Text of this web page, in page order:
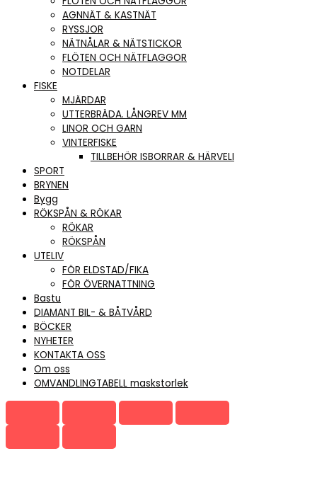
AGNNÄT & KASTNÄT
RYSSJOR
NÄTNÅLAR & NÄTSTICKOR
FLÖTEN OCH NÄTFLAGGOR
NOTDELAR
FISKE
MJÄRDAR
UTTERBRÄDA. LÅNGREV MM
LINOR OCH GARN
VINTERFISKE
TILLBEHÖR ISBORRAR & HÄRVELI
SPORT
BRYNEN
Bygg
RÖKSPÅN & RÖKAR
RÖKAR
RÖKSPÅN
UTELIV
FÖR ELDSTAD/FIKA
FÖR ÖVERNATTNING
Bastu
DIAMANT BIL- & BÅTVÅRD
BÖCKER
NYHETER
KONTAKTA OSS
Om oss
OMVANDLINGTABELL maskstorlek